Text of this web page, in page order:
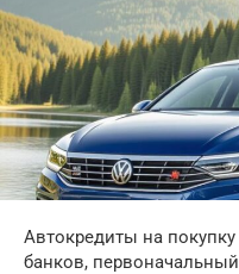
Автокредиты на
банков,